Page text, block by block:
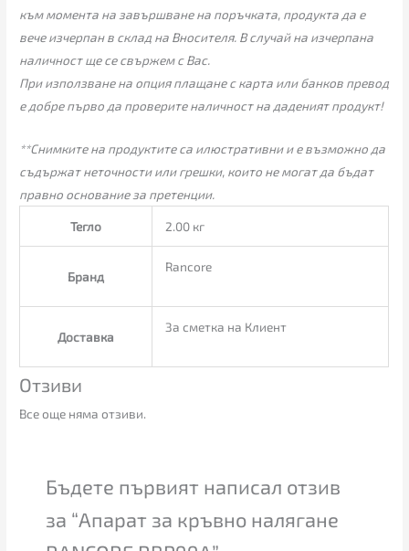
към момента на завършване на поръчката, продукта да е
вече изчерпан в склад на Вносителя. В случай на изчерпана
наличност ще се свържем с Вас.
При използване на опция плащане с карта или банков превод
е добре първо да проверите наличност на даденият продукт!
**Снимките на продуктите са илюстративни и е възможно да
съдържат неточности или грешки, които не могат да бъдат
правно основание за претенции.
Тегло 2.00 кг
Бранд
Rancore
Доставка
За сметка на Клиент
Отзиви
Все още няма отзиви.
Бъдете първият написал отзив
за “Апарат за кръвно налягане